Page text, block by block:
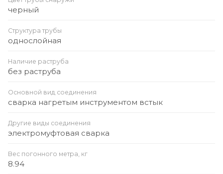
черный
Структура трубы
однослойная
Наличие раструба
без раструба
Основной вид соединения
сварка нагретым инструментом встык
Другие виды соединения
электромуфтовая сварка
Вес погонного метра, кг
8.94